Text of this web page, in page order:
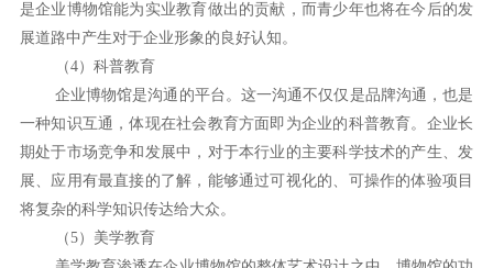
是企业博物馆能为实业教育做出的贡献，而青少年也将在今后的发
展道路中产生对于企业形象的良好认知。
（4）科普教育
企业博物馆是沟通的平台。这一沟通不仅仅是品牌沟通，也是
一种知识互通，体现在社会教育方面即为企业的科普教育。企业长
期处于市场竞争和发展中，对于本行业的主要科学技术的产生、发
展、应用有最直接的了解，能够通过可视化的、可操作的体验项目
将复杂的科学知识传达给大众。
（5）美学教育